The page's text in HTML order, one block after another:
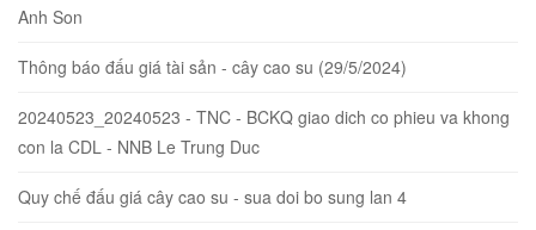
Anh Son
Thông báo đấu giá tài sản - cây cao su (29/5/2024)
20240523_20240523 - TNC - BCKQ giao dich co phieu va khong
con la CDL - NNB Le Trung Duc
Quy chế đấu giá cây cao su - sua doi bo sung lan 4